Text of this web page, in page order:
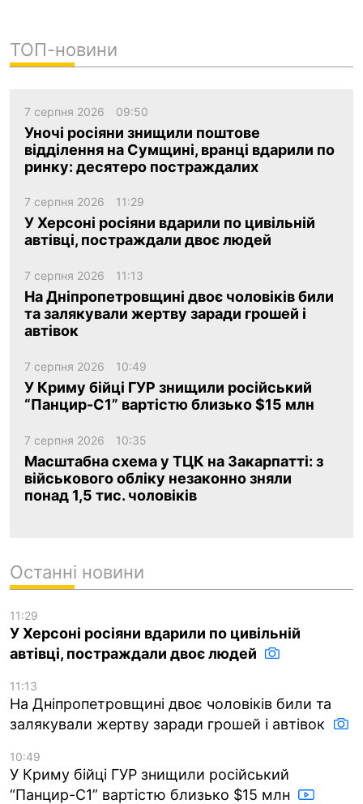
ТОП-новини
7 серпня 2026 09:50
Уночі росіяни знищили поштове
відділення на Сумщині, вранці вдарили по
ринку: десятеро постраждалих
7 серпня 2026 11:29
У Херсоні росіяни вдарили по цивільній
автівці, постраждали двоє людей
7 серпня 2026 11:13
На Дніпропетровщині двоє чоловіків били
та залякували жертву заради грошей і
автівок
7 серпня 2026 10:49
У Криму бійці ГУР знищили російський
“Панцир-С1” вартістю близько $15 млн
7 серпня 2026 10:35
Масштабна схема у ТЦК на Закарпатті: з
військового обліку незаконно зняли
понад 1,5 тис. чоловіків
Останні новини
11:29
У Херсоні росіяни вдарили по цивільній
автівці, постраждали двоє людей
11:13
На Дніпропетровщині двоє чоловіків били та
залякували жертву заради грошей і автівок
10:49
У Криму бійці ГУР знищили російський
“Панцир-С1” вартістю близько $15 млн